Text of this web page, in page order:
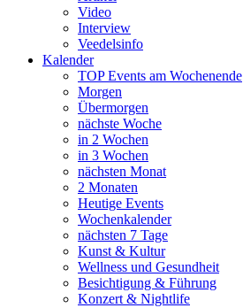
Video
Interview
Veedelsinfo
Kalender
TOP Events am Wochenende
Morgen
Übermorgen
nächste Woche
in 2 Wochen
in 3 Wochen
nächsten Monat
2 Monaten
Heutige Events
Wochenkalender
nächsten 7 Tage
Kunst & Kultur
Wellness und Gesundheit
Besichtigung & Führung
Konzert & Nightlife